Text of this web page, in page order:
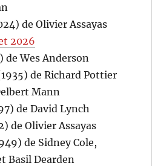
de Olivier Assayas
2026
de Wes Anderson
de Richard Pottier
Mann
de David Lynch
de Olivier Assayas
de Sidney Cole,
Basil Dearden